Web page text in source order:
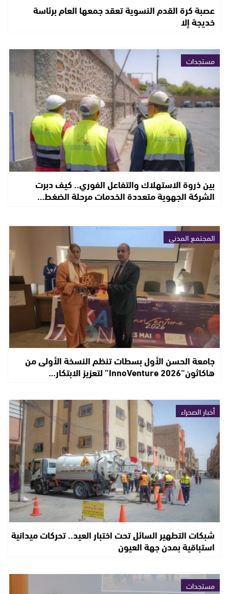
عصبة كرة القدم النسوية تعقد جمعها العام برئاسة
خديجة إلا
مستجدات
بين ذروة الاستهلاك والتفاعل الفوري.. كيف دبرت
الشركة الجهوية متعددة الخدمات مرحلة الضغط…
المجتمع المدني
جامعة الحسن الأول بسطات تنظم النسخة الأولى من
هاكاثون“InnoVenture 2026” لتعزيز الابتكار…
أخبار الصحراء
شبكات التطهير السائل تحت اختبار العيد.. تحركات ميدانية
استباقية بمدن جهة العيون
مستجدات